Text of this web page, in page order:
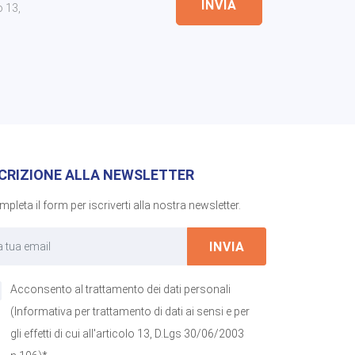
INVIA
ALLA NEWSLETTER
il form per iscriverti alla nostra newsletter.
INVIA
Acconsento al trattamento dei dati personali
(Informativa per trattamento di dati ai sensi e per
gli effetti di cui all'articolo 13, D.Lgs 30/06/2003